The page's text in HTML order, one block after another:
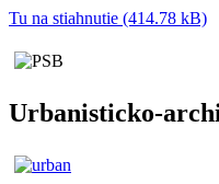
Tu na stiahnutie (414.78 kB)
Urbanisticko-